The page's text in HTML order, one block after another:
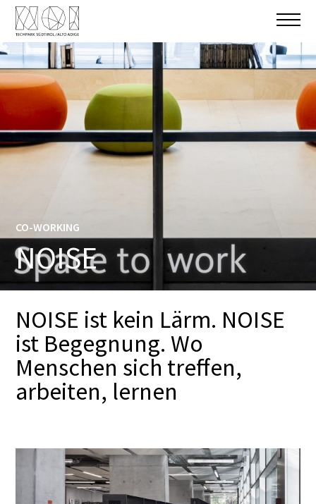
CO-WORKING
NOISE
NOISE ist kein Lärm. NOISE
ist Begegnung. Wo
Menschen sich treffen,
arbeiten, lernen